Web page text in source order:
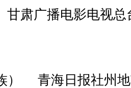
播电影电视总台
青海日报社州地